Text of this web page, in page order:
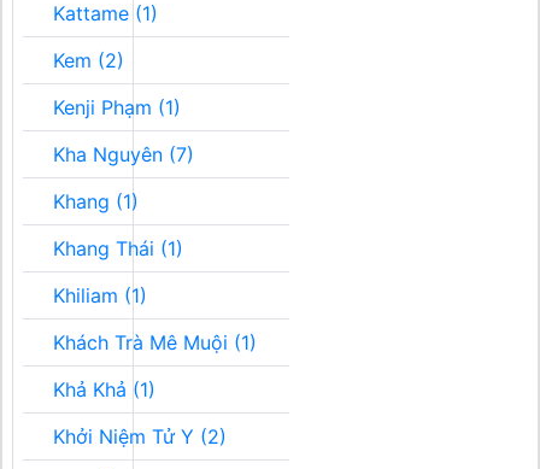
Kattame (1)
Kem (2)
Kenji Phạm (1)
Kha Nguyên (7)
Khang (1)
Khang Thái (1)
Khiliam (1)
Khách Trà Mê Muội (1)
Khả Khả (1)
Khởi Niệm Tử Y (2)